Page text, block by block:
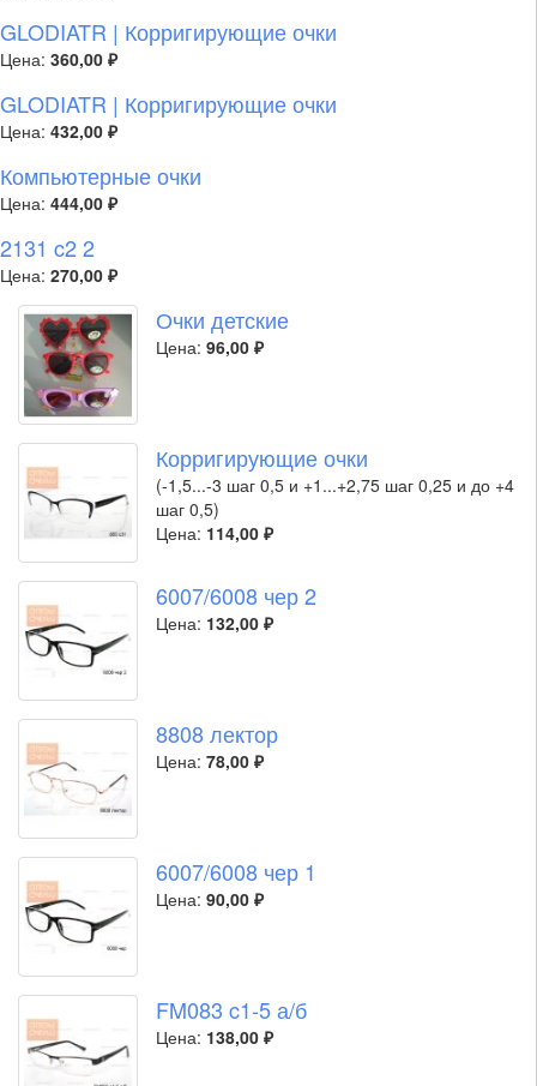
GLODIATR | Корригирующие очки
Цена: 360,00 ₽
GLODIATR | Корригирующие очки
Цена: 432,00 ₽
Компьютерные очки
Цена: 444,00 ₽
2131 c2 2
Цена: 270,00 ₽
Очки детские
Цена: 96,00 ₽
Корригирующие очки
(-1,5...-3 шаг 0,5 и +1...+2,75 шаг 0,25 и до +4
шаг 0,5)
Цена: 114,00 ₽
6007/6008 чер 2
Цена: 132,00 ₽
8808 лектор
Цена: 78,00 ₽
6007/6008 чер 1
Цена: 90,00 ₽
FM083 c1-5 а/б
Цена: 138,00 ₽